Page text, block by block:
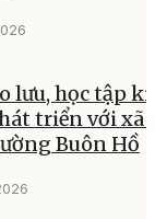
lưu, học tập
triển với xã
Buôn Hồ